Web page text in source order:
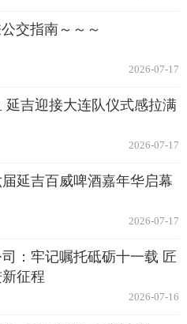
交指南～～～
2026-07-17
延吉迎接大连队仪式感拉满
2026-07-17
届延吉百威啤酒嘉年华启幕
2026-07-17
：牢记嘱托砥砺十一载 匠
征程
2026-07-16